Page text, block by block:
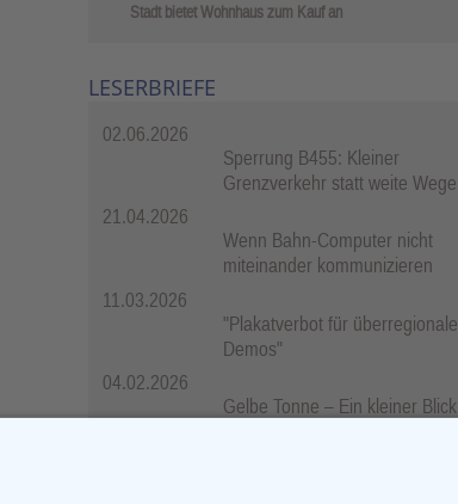
Stadt bietet Wohnhaus zum Kauf an
LESERBRIEFE
02.06.2026
Sperrung B455: Kleiner
Grenzverkehr statt weite Wege
21.04.2026
Wenn Bahn-Computer nicht
miteinander kommunizieren
11.03.2026
"Plakatverbot für überregionale
Demos"
04.02.2026
Gelbe Tonne – Ein kleiner Blick